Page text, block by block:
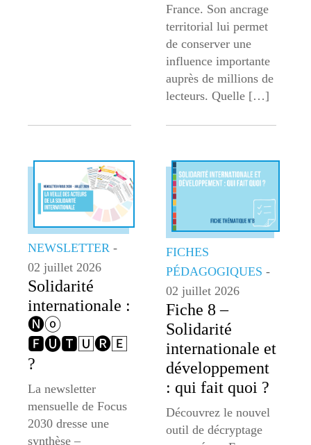
France. Son ancrage
territorial lui permet
de conserver une
influence importante
auprès de millions de
lecteurs. Quelle […]
NEWSLETTER -
02 juillet 2026
Solidarité
internationale :
🅝ⓞ
🅵🅤🆃🅄🅡🄴
?
La newsletter
mensuelle de Focus
2030 dresse une
synthèse –
FICHES
PÉDAGOGIQUES -
02 juillet 2026
Fiche 8 –
Solidarité
internationale et
développement
: qui fait quoi ?
Découvrez le nouvel
outil de décryptage